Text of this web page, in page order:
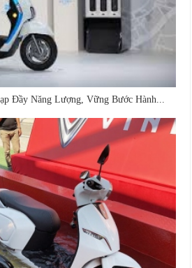
Đầy Năng Lượng, Vững Bước Hành...